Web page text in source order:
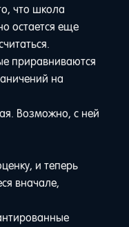
что школа
остается еще
приравниваются
на
Возможно, с ней
и теперь
вначале,